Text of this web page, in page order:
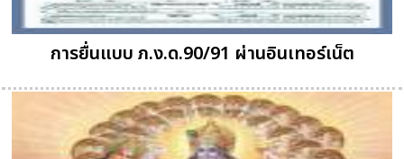
การยื่นแบบ ภ.ง.ด.90/91 ผ่านอินเทอร์เน็ต